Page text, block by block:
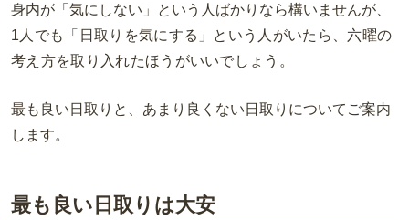
身内が「気にしない」という人ばかりなら構いませんが、
1人でも「日取りを気にする」という人がいたら、六曜の
考え方を取り入れたほうがいいでしょう。
最も良い日取りと、あまり良くない日取りについてご案内
します。
最も良い日取りは大安